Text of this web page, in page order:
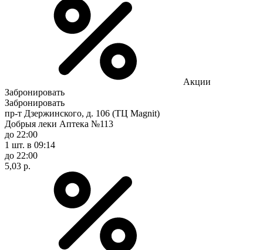
Акции
Забронировать
Забронировать
пр-т Дзержинского, д. 106 (ТЦ Magnit)
Добрыя леки Аптека №113
до 22:00
1 шт. в 09:14
до 22:00
5,03 р.